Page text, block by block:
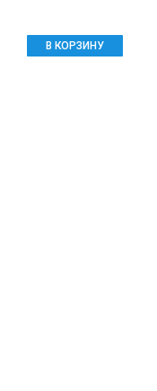
В КОРЗИНУ